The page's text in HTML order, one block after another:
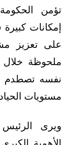
تؤمن الحكومة
إمكانات
على تعزيز
ملحوظة خلال
نفسه تصطدم
مستويات
ويرى الرئيس